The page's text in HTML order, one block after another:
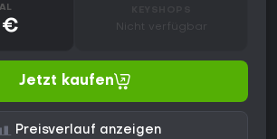
€ Nicht verfügbar
Jetzt kaufen
Preisverlauf anzeigen